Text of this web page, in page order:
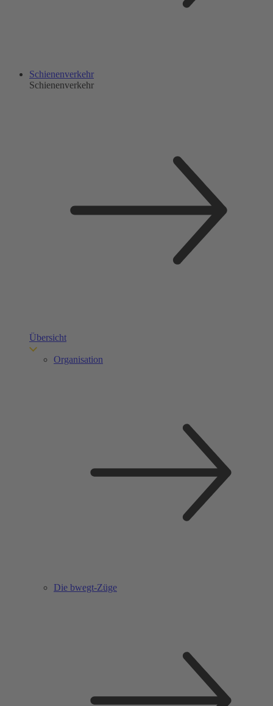
Schienenverkehr
Schienenverkehr
Übersicht
Organisation
Die bwegt-Züge